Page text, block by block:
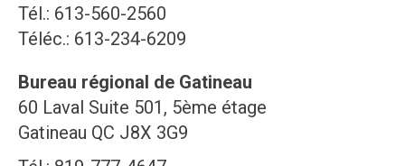
Tél.: 613-560-2560
Téléc.: 613-234-6209
Bureau régional de Gatineau
60 Laval Suite 501, 5ème étage
Gatineau QC J8X 3G9